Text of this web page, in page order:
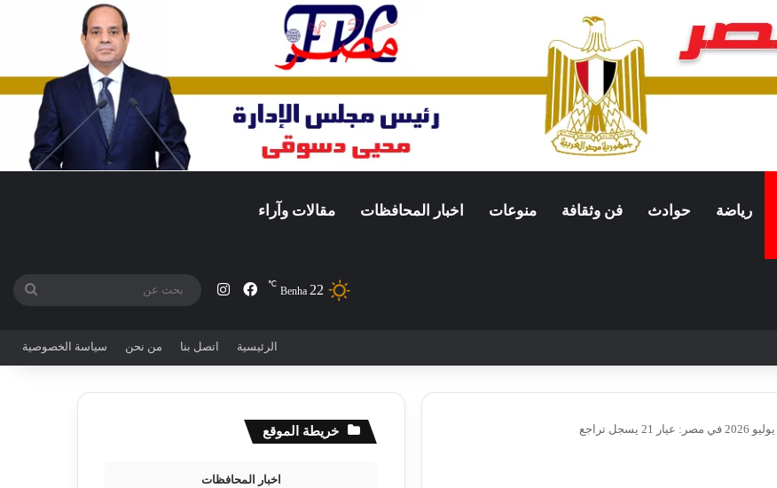
رياضة حوادث فن وثقافة منوعات اخبار المحافظات مقالات وآراء
Benha 22
℃ فيسبوكانستقرام
الرئيسية اتصل بنا من نحن سياسة الخصوصية
خريطة الموقع
اخبار المحافظات